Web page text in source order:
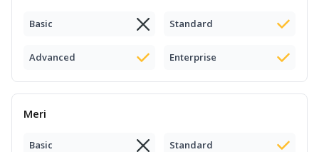
Basic Standard
Advanced Enterprise
Meri
Basic Standard